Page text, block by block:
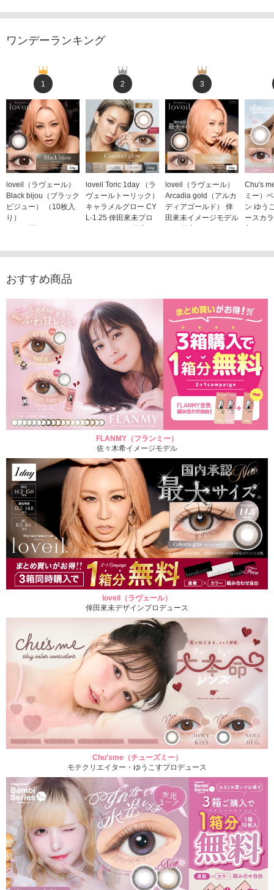
ワンデーランキング
1
loveil（ラヴェール）
Black bijou（ブラック
ビジュー） （10枚入
り）
2
loveil Toric 1day （ラ
ヴェールトーリック）
キャラメルグロー CY
L-1.25 倖田來未プロ
デュース （10枚入
1,760円(税込)
3
loveil（ラヴェール）
Arcadia gold（アルカ
ディアゴールド） 倖
田來未イメージモデル
（10枚入り）
Chu's
ミー）
ン ゆう
ースカ
入り）
おすすめ商品
FLANMY（フランミー）
佐々木希イメージモデル
loveil（ラヴェール）
倖田來未デザインプロデュース
Chu'sme（チューズミー）
モテクリエイター・ゆうこすプロデュース